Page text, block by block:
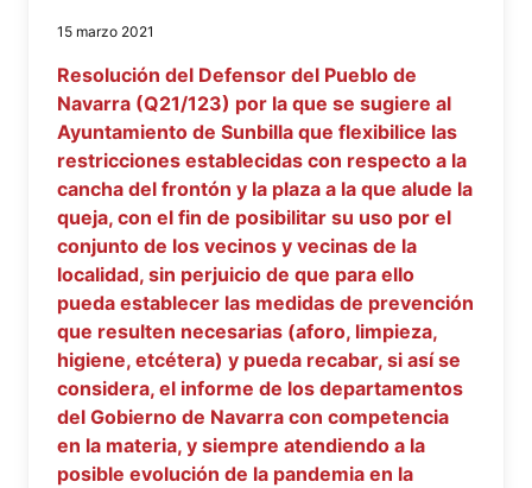
15 marzo 2021
Resolución del Defensor del Pueblo de
Navarra (Q21/123) por la que se sugiere al
Ayuntamiento de Sunbilla que flexibilice las
restricciones establecidas con respecto a la
cancha del frontón y la plaza a la que alude la
queja, con el fin de posibilitar su uso por el
conjunto de los vecinos y vecinas de la
localidad, sin perjuicio de que para ello
pueda establecer las medidas de prevención
que resulten necesarias (aforo, limpieza,
higiene, etcétera) y pueda recabar, si así se
considera, el informe de los departamentos
del Gobierno de Navarra con competencia
en la materia, y siempre atendiendo a la
posible evolución de la pandemia en la